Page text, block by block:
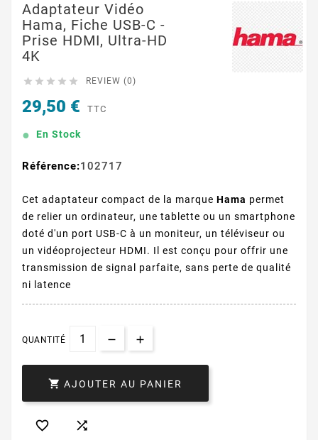
Adaptateur Vidéo
Hama, Fiche USB-C -
Prise HDMI, Ultra-HD
4K
     REVIEW (0)
29,50 € TTC
En Stock
Référence:102717
Cet adaptateur compact de la marque Hama permet
de relier un ordinateur, une tablette ou un smartphone
doté d'un port USB-C à un moniteur, un téléviseur ou
un vidéoprojecteur HDMI. Il est conçu pour offrir une
transmission de signal parfaite, sans perte de qualité
ni latence
QUANTITÉ
 AJOUTER AU PANIER
 